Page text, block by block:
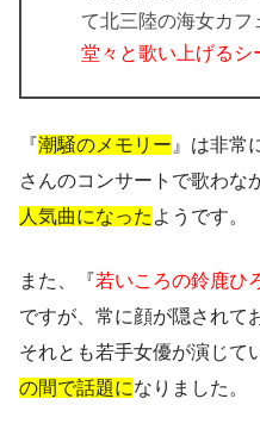
て北三陸の海女カフ
堂々と歌い上げるシ
『潮騒のメモリー 』は非常
さんのコンサートで歌わな
人気曲になった ようです。
また、『若いころの鈴鹿ひ
ですが、常に顔が隠されて
それとも若手女優が演じて
の間で話題になりました。